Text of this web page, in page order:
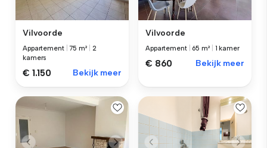
Vilvoorde
Appartement |75 m²
2
kamers
€ 1.150 Bekijk meer
Vilvoorde
Appartement 65 m² 1 kamer
€ 860 Bekijk meer